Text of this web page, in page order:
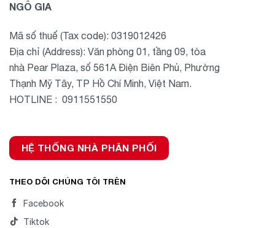
NGÔ GIA
Mã số thuế (Tax code): 0319012426
Địa chỉ (Address): Văn phòng 01, tầng 09, tòa
nhà Pear Plaza, số 561A Điện Biên Phủ, Phường
Thạnh Mỹ Tây, TP Hồ Chí Minh, Việt Nam.
HOTLINE : 0911551550
HỆ THỐNG NHÀ PHÂN PHỐI
THEO DÕI CHÚNG TÔI TRÊN
Facebook
Tiktok